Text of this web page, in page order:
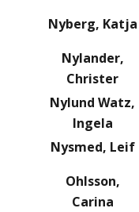
Nyberg, Katja
Nylander,
Christer
Nylund Watz,
Ingela
Nysmed, Leif
Ohlsson,
Carina